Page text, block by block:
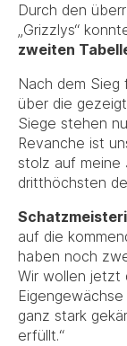
Durch den
„Grizzlys“
zweiten
Nach dem Sieg
über die
Siege stehen
Revanche ist
stolz auf meine
dritthöchsten
auf die
haben noch
Wir wollen jetzt
ganz stark
erfüllt.“